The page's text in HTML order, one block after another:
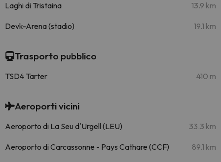
Laghi di Tristaina 13.9 km
Devk-Arena (stadio) 19.1 km
Trasporto pubblico
TSD4 Tarter 410 m
Aeroporti vicini
Aeroporto di La Seu d'Urgell (LEU) 33.3 km
Aeroporto di Carcassonne - Pays Cathare (CCF) 89.1 km